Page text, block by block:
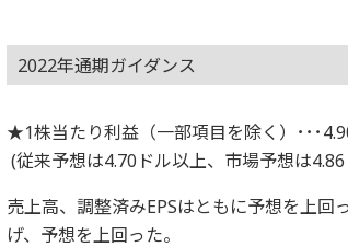
2022年通期ガイダンス
★1株当たり利益（一部項目を除く）･･･
(従来予想は4.70ドル以上、市場予想は4.86
売上高、調整済みEPSはともに予想を上回
げ、予想を上回った。